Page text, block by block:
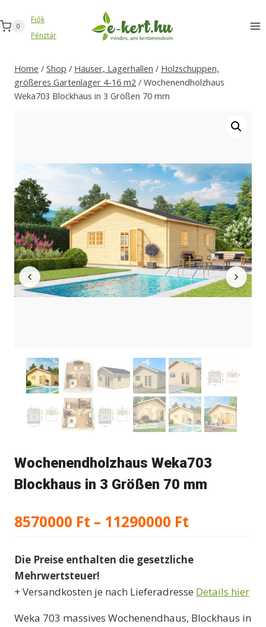
Inhalt
springen
0
Fiók
Pénztár
Home / Shop / Häuser, Lagerhallen / Holzschuppen,
größeres Gartenlager 4-16 m2 / Wochenendholzhaus
Weka703 Blockhaus in 3 Größen 70 mm
Wochenendholzhaus Weka703
Blockhaus in 3 Größen 70 mm
8570000 Ft – 11290000 Ft
bis
11290000
Die Preise enthalten die gesetzliche
Mehrwertsteuer!
+ Versandkosten je nach Lieferadresse Details hier
Weka 703 massives Wochenendhaus, Blockhaus in